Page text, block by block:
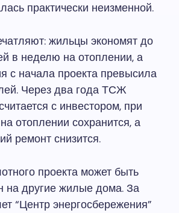
практически неизменной.
жильцы экономят до
в неделю на отоплении, а
с начала проекта превысила
Через два года ТСЖ
с инвестором, при
отоплении сохранится, а
ремонт снизится.
проекта может быть
на другие жилые дома. За
“Центр энергосбережения”